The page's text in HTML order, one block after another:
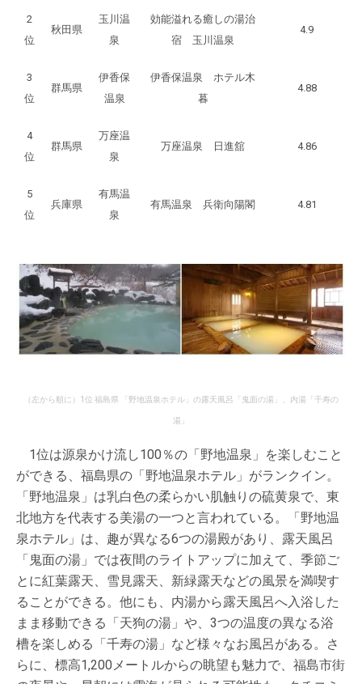
2
位
秋田県
玉川温
泉
効能溢れる癒しの湯治
宿 玉川温泉
4.9
3
位
群馬県
伊香保
温泉
伊香保温泉 ホテル木
暮
4.88
4
位
群馬県
万座温
泉
万座温泉 日進舘 4.86
5
位
兵庫県
有馬温
泉
有馬温泉 兵衛向陽閣 4.81
（左から順に）1位 福島県 「野地温泉ホテル」の露天風呂「鬼面の湯」、内湯「千寿の
湯」
1位は源泉かけ流し100％の「野地温泉」を楽しむこと
ができる、福島県の「野地温泉ホテル」がランクイン。
「野地温泉」は乳白色の柔らかい肌触りの硫黄泉で、東
北地方を代表する美湯の一つと言われている。「野地温
泉ホテル」は、趣が異なる6つの湯殿があり、露天風呂
「鬼面の湯」では夜間のライトアップに加えて、季節ご
とに紅葉露天、雪見露天、新緑露天などの風景を満喫す
ることができる。他にも、内湯から露天風呂へ入浴した
まま移動できる「天狗の湯」や、3つの温度の異なる浴
槽を楽しめる「千寿の湯」など様々なお風呂がある。さ
らに、標高1,200メートルからの眺望も魅力で、福島市街